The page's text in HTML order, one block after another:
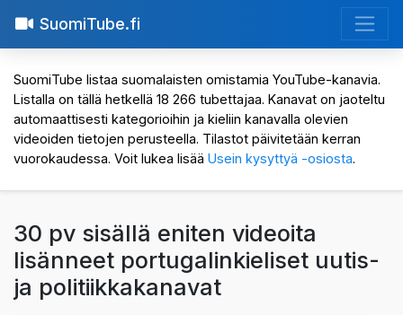
SuomiTube.fi
SuomiTube listaa suomalaisten omistamia YouTube-kanavia.
Listalla on tällä hetkellä 18 266 tubettajaa. Kanavat on jaoteltu
automaattisesti kategorioihin ja kieliin kanavalla olevien
videoiden tietojen perusteella. Tilastot päivitetään kerran
vuorokaudessa. Voit lukea lisää Usein kysyttyä -osiosta.
30 pv sisällä eniten videoita
lisänneet portugalinkieliset uutis-
ja politiikkakanavat